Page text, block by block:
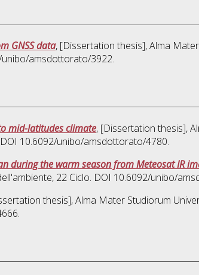
GNSS data, [Dissertation thesis], Alma
unibo/amsdottorato/3922.
mid-latitudes climate, [Dissertation thesis],
DOI 10.6092/unibo/amsdottorato/4780.
during the warm season from Meteosat IR
, 22 Ciclo. DOI 10.6092/unibo/
thesis], Alma Mater Studiorum